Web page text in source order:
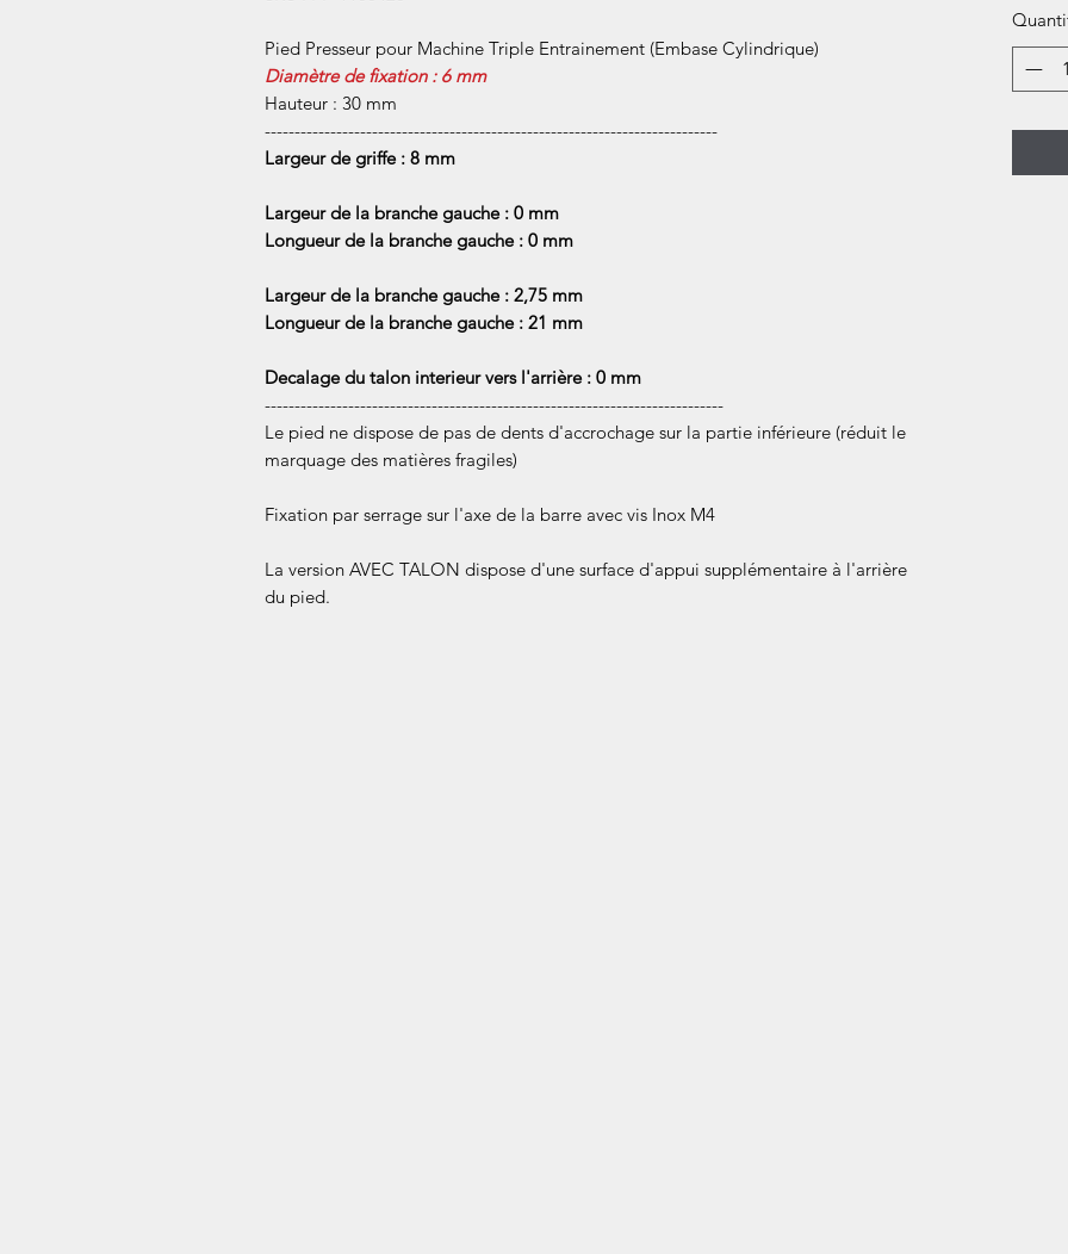
Pied Presseur pour Machine Triple Entrainement (Embase Cylindrique)
Diamètre de fixation : 6 mm
Hauteur : 30 mm
----------------------------------------------------------------------------
Largeur de griffe : 8 mm
Largeur de la branche gauche : 0 mm
Longueur de la branche gauche : 0 mm
Largeur de la branche gauche : 2,75 mm
Longueur de la branche gauche : 21 mm
Decalage du talon interieur vers l'arrière : 0 mm
-----------------------------------------------------------------------------
Le pied ne dispose de pas de dents d'accrochage sur la partie inférieure (réduit le
marquage des matières fragiles)
Fixation par serrage sur l'axe de la barre avec vis Inox M4
La version AVEC TALON dispose d'une surface d'appui supplémentaire à l'arrière
du pied.